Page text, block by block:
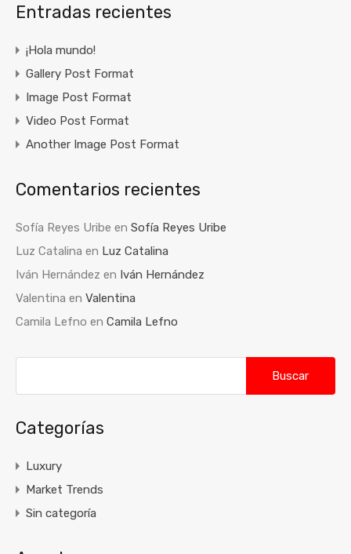
Entradas recientes
¡Hola mundo!
Gallery Post Format
Image Post Format
Video Post Format
Another Image Post Format
Comentarios recientes
Sofía Reyes Uribe en Sofía Reyes Uribe
Luz Catalina en Luz Catalina
Iván Hernández en Iván Hernández
Valentina en Valentina
Camila Lefno en Camila Lefno
Categorías
Luxury
Market Trends
Sin categoría